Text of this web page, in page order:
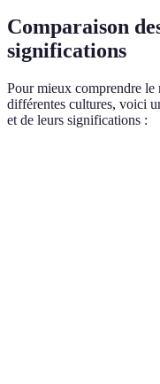
Comparaison
significations
Pour mieux comprendre le
différentes cultures, voici
et de leurs significations :